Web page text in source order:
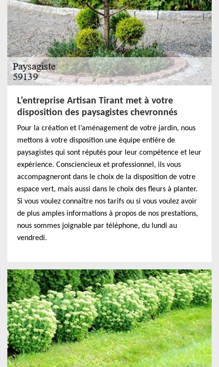
L’entreprise Artisan Tirant met à votre
disposition des paysagistes chevronnés
Pour la création et l’aménagement de votre jardin, nous
mettons à votre disposition une équipe entière de
paysagistes qui sont réputés pour leur compétence et leur
expérience. Consciencieux et professionnel, ils vous
accompagneront dans le choix de la disposition de votre
espace vert, mais aussi dans le choix des fleurs à planter.
Si vous voulez connaître nos tarifs ou si vous voulez avoir
de plus amples informations à propos de nos prestations,
nous sommes joignable par téléphone, du lundi au
vendredi.